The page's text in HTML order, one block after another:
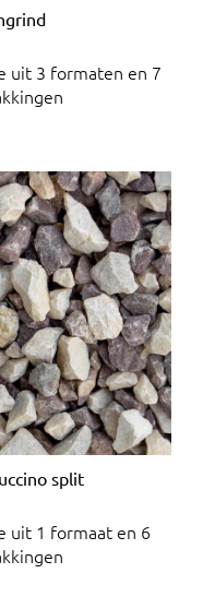
uit 3 formaten en 7
split
uit 1 formaat en 6